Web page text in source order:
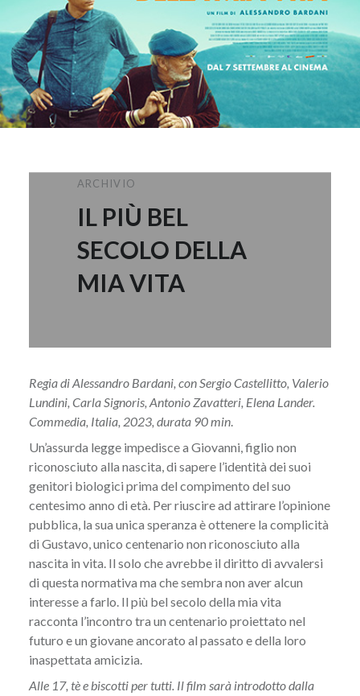
ARCHIVIO
IL PIÙ BEL
SECOLO DELLA
MIA VITA
Regia di Alessandro Bardani, con Sergio Castellitto, Valerio
Lundini, Carla Signoris, Antonio Zavatteri, Elena Lander.
Commedia, Italia, 2023, durata 90 min.
Un’assurda legge impedisce a Giovanni, figlio non
riconosciuto alla nascita, di sapere l’identità dei suoi
genitori biologici prima del compimento del suo
centesimo anno di età. Per riuscire ad attirare l’opinione
pubblica, la sua unica speranza è ottenere la complicità
di Gustavo, unico centenario non riconosciuto alla
nascita in vita. Il solo che avrebbe il diritto di avvalersi
di questa normativa ma che sembra non aver alcun
interesse a farlo. Il più bel secolo della mia vita
racconta l’incontro tra un centenario proiettato nel
futuro e un giovane ancorato al passato e della loro
inaspettata amicizia.
Alle 17, tè e biscotti per tutti. Il film sarà introdotto dalla